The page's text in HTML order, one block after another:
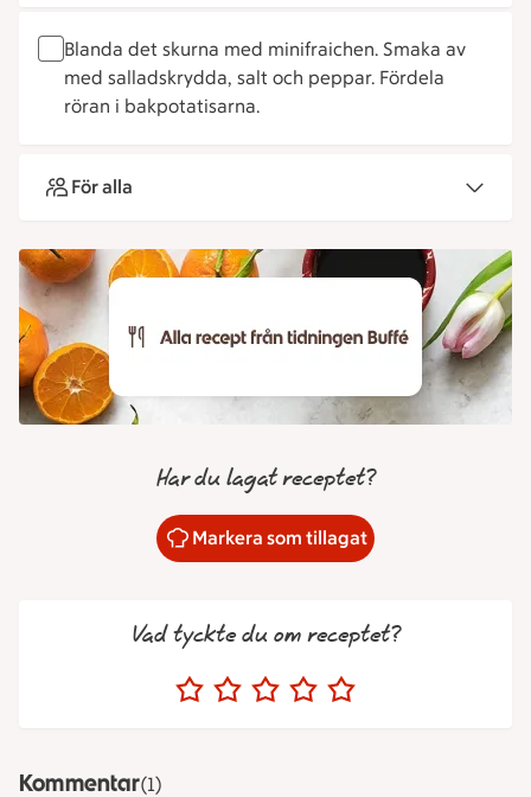
Blanda det skurna med minifraichen. Smaka av
med salladskrydda, salt och peppar. Fördela
röran i bakpotatisarna.
För alla
Har du lagat receptet?
Markera som tillagat
Vad tyckte du om receptet?
Kommentar(1)